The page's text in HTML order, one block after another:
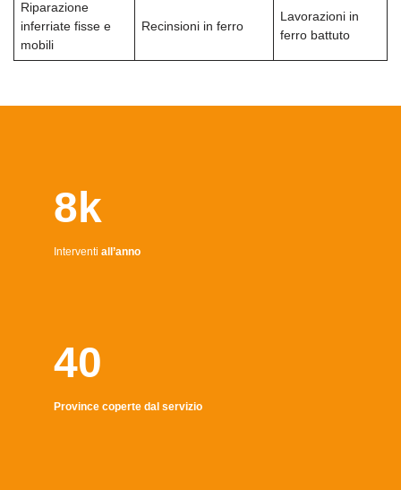
Riparazione
inferriate fisse e
mobili
Recinsioni in ferro
Lavorazioni in
ferro battuto
8k
Interventi all’anno
40
Province coperte dal servizio